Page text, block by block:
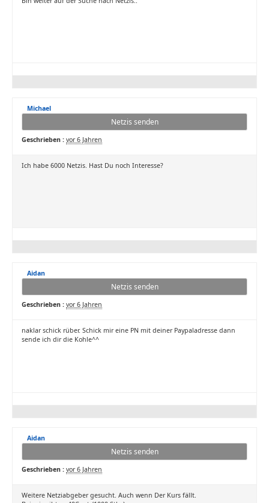
Michael
Netzis senden
Geschrieben : vor 6 Jahren
Ich habe 6000 Netzis. Hast Du noch Interesse?
Aidan
Netzis senden
Geschrieben : vor 6 Jahren
naklar schick rüber. Schick mir eine PN mit deiner Paypaladresse dann
sende ich dir die Kohle^^
Aidan
Netzis senden
Geschrieben : vor 6 Jahren
Weitere Netziabgeber gesucht. Auch wenn Der Kurs fällt.